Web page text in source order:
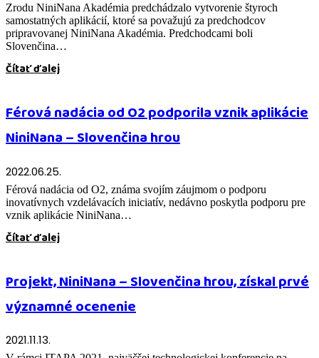
Zrodu NiniNana Akadémia predchádzalo vytvorenie štyroch
samostatných aplikácií, ktoré sa považujú za predchodcov
pripravovanej NiniNana Akadémia. Predchodcami boli
Slovenčina…
Čítať ďalej
Férová nadácia od O2 podporila vznik aplikácie
NiniNana – Slovenčina hrou
2022.06.25.
Férová nadácia od O2, známa svojím záujmom o podporu
inovatívnych vzdelávacích iniciatív, nedávno poskytla podporu pre
vznik aplikácie NiniNana…
Čítať ďalej
Projekt, NiniNana – Slovenčina hrou, získal prvé
významné ocenenie
2021.11.13.